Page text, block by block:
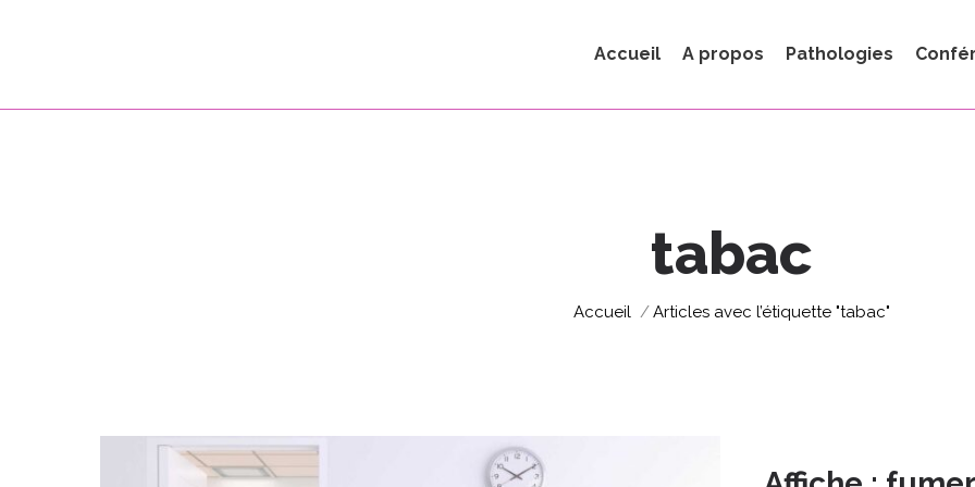
Accueil A propos Pathologies
tabac
Vous êtes ici :
Accueil Articles avec l’étiquette "tabac"